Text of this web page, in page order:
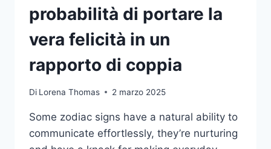
probabilità di portare la
vera felicità in un
rapporto di coppia
Di Lorena Thomas 2 marzo 2025
Some zodiac signs have a natural ability to
communicate effortlessly, they’re nurturing